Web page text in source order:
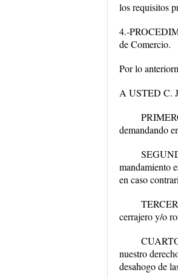
los requisitos
4.-
de Comercio.
Por lo
A USTED C.
demandando
mandamiento
en caso
cerrajero y/o
nuestro
desahogo de